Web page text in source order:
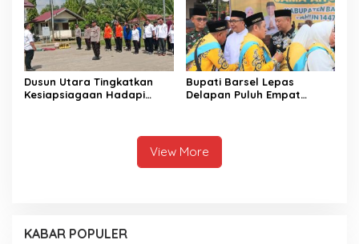
Dusun Utara Tingkatkan
Kesiapsiagaan Hadapi
Bupati Barsel Lepas
Delapan Puluh Empat
View More
KABAR POPULER